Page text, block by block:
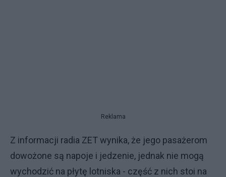
Reklama
Z informacji radia ZET wynika, że jego pasażerom
dowożone są napoje i jedzenie, jednak nie mogą
wychodzić na płytę lotniska - część z nich stoi na